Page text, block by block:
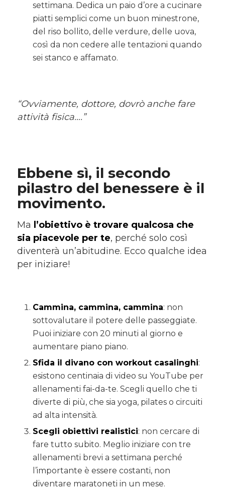
settimana. Dedica un paio d’ore a cucinare
piatti semplici come un buon minestrone,
del riso bollito, delle verdure, delle uova,
così da non cedere alle tentazioni quando
sei stanco e affamato.
“Ovviamente, dottore, dovrò anche fare
attività fisica….”
Ebbene sì, il secondo
pilastro del benessere è il
movimento.
Ma ’obiettivo è trovare qualcosa che
sia piacevole per te, perché solo così
diventerà un’abitudine. Ecco qualche idea
per iniziare!
Cammina, cammina, cammina: non
sottovalutare il potere delle passeggiate.
Puoi iniziare con 20 minuti al giorno e
aumentare piano piano.
Sfida il divano con workout casalinghi:
esistono centinaia di video su YouTube per
allenamenti fai-da-te. Scegli quello che ti
diverte di più, che sia yoga, pilates o circuiti
ad alta intensità.
Scegli obiettivi realistici: non cercare di
fare tutto subito. Meglio iniziare con tre
allenamenti brevi a settimana perché
l’importante è essere costanti, non
diventare maratoneti in un mese.